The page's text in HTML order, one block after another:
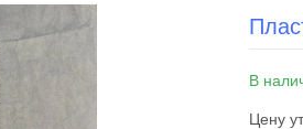
В
Цену